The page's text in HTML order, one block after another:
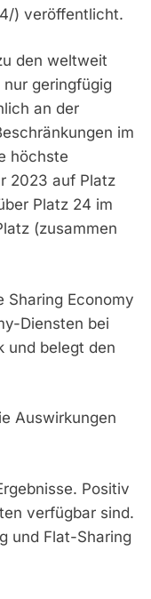
) veröffentlicht.
den weltweit
geringfügig
an der
im
höchste
2023 auf Platz
Platz 24 im
(zusammen
Sharing Economy
Diensten bei
und belegt den
Auswirkungen
Positiv
verfügbar sind.
und Flat-Sharing